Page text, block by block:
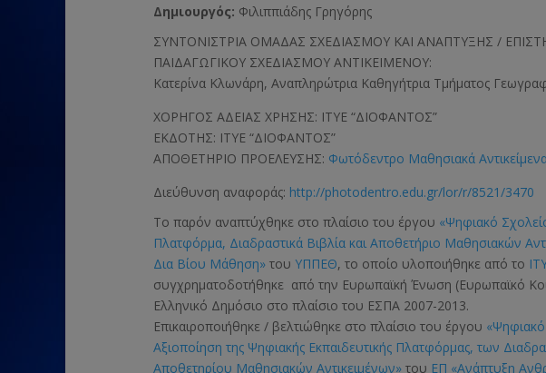
Δημιουργός: Φιλιππιάδης Γρηγόρης
ΣΥΝΤΟΝΙΣΤΡΙΑ ΟΜΑΔΑΣ ΣΧΕΔΙΑΣΜΟΥ ΚΑΙ ΑΝΑΠΤΥΞΗΣ /
ΠΑΙΔΑΓΩΓΙΚΟΥ ΣΧΕΔΙΑΣΜΟΥ ΑΝΤΙΚΕΙΜΕΝΟΥ:
Κατερίνα Κλωνάρη, Αναπληρώτρια Καθηγήτρια Τμήματος
ΧΟΡΗΓΟΣ ΑΔΕΙΑΣ ΧΡΗΣΗΣ: ΙΤΥΕ “ΔΙΟΦΑΝΤΟΣ”
ΕΚΔΟΤΗΣ: ΙΤΥΕ “ΔΙΟΦΑΝΤΟΣ”
ΑΠΟΘΕΤΗΡΙΟ ΠΡΟΕΛΕΥΣΗΣ: Φωτόδεντρο Μαθησιακά
Διεύθυνση αναφοράς: http://photodentro.edu.gr/lor/r/8521/3470
Το παρόν αναπτύχθηκε στο πλαίσιο του έργου «Ψηφιακό
Πλατφόρμα, Διαδραστικά Βιβλία και Αποθετήριο Μαθησιακών
Δια Βίου Μάθηση» τουΥΠΠΕΘ, το οποίο υλοποιήθηκε από το
συγχρηματοδοτήθηκε από την Ευρωπαϊκή Ένωση (Ευρωπαϊκό
Ελληνικό Δημόσιο στο πλαίσιο του ΕΣΠΑ 2007-2013.
Επικαιροποιήθηκε / βελτιώθηκε στο πλαίσιο του έργου «Ψηφιακό
Αξιοποίηση της Ψηφιακής Εκπαιδευτικής Πλατφόρμας, των
Αποθετηρίου Μαθησιακών Αντικειμένων» του ΕΠ «Ανάπτυξη